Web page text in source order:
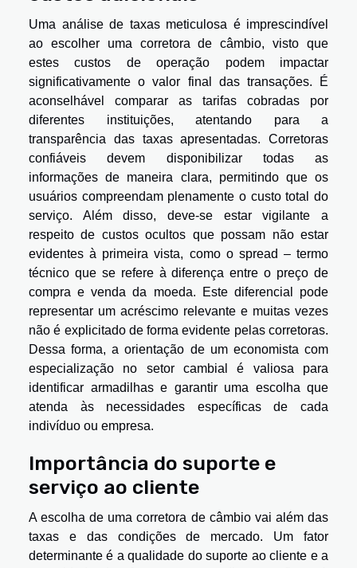
Uma análise de taxas meticulosa é imprescindível
ao escolher uma corretora de câmbio, visto que
estes custos de operação podem impactar
significativamente o valor final das transações. É
aconselhável comparar as tarifas cobradas por
diferentes instituições, atentando para a
transparência das taxas apresentadas. Corretoras
confiáveis devem disponibilizar todas as
informações de maneira clara, permitindo que os
usuários compreendam plenamente o custo total do
serviço. Além disso, deve-se estar vigilante a
respeito de custos ocultos que possam não estar
evidentes à primeira vista, como o spread – termo
técnico que se refere à diferença entre o preço de
compra e venda da moeda. Este diferencial pode
representar um acréscimo relevante e muitas vezes
não é explicitado de forma evidente pelas corretoras.
Dessa forma, a orientação de um economista com
especialização no setor cambial é valiosa para
identificar armadilhas e garantir uma escolha que
atenda às necessidades específicas de cada
indivíduo ou empresa.
Importância do suporte e
serviço ao cliente
A escolha de uma corretora de câmbio vai além das
taxas e das condições de mercado. Um fator
determinante é a qualidade do suporte ao cliente e a